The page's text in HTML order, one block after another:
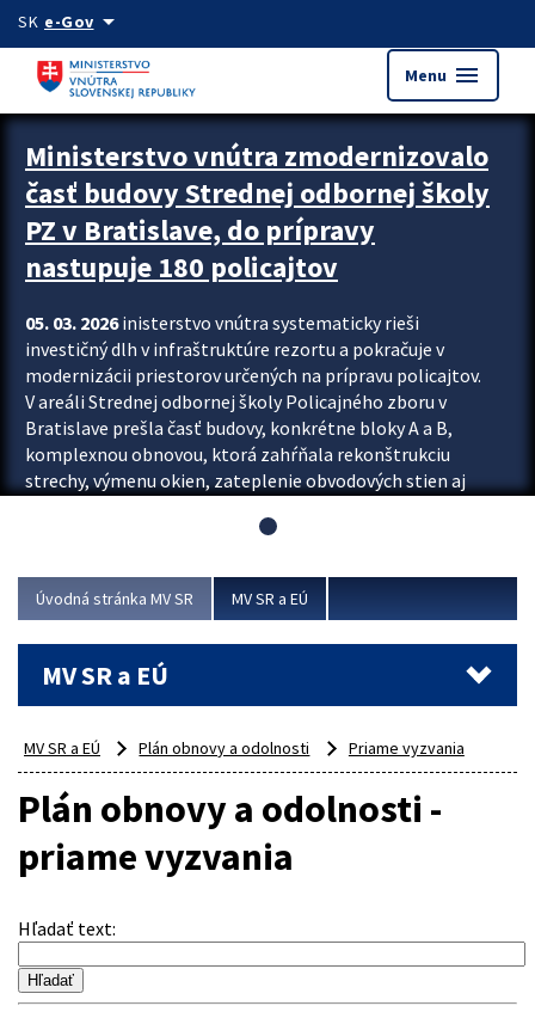
Preskocit na hlavný obsah
SK e-Govarrow_drop_down
Menu menu
Ministerstvo vnútra zmodernizovalo
časť budovy Strednej odbornej školy
PZ v Bratislave, do prípravy
nastupuje 180 policajtov
05. 03. 2026inisterstvo vnútra systematicky rieši
investičný dlh v infraštruktúre rezortu a pokračuje v
modernizácii priestorov určených na prípravu policajtov.
V areáli Strednej odbornej školy Policajného zboru v
Bratislave prešla časť budovy, konkrétne bloky A a B,
komplexnou obnovou, ktorá zahŕňala rekonštrukciu
strechy, výmenu okien, zateplenie obvodových stien aj
aj interiéru, kde vznikli nové učebne a moderné
Viac
Úvodná stránka MV SR MV SR a EÚ
MV SR a EÚ
MV SR a EÚ Plán obnovy a odolnosti Priame vyzvania
Plán obnovy a odolnosti -
priame vyzvania
Hľadať text: